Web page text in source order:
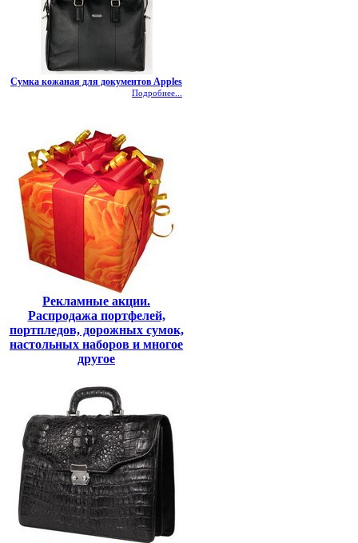
Сумка кожаная для документов Apples
Подробнее...
Рекламные акции.
Распродажа портфелей,
портпледов, дорожных сумок,
настольных наборов и многое
другое